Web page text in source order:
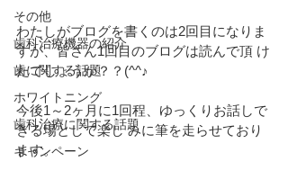
その他
歯科治療機器の紹介
歯に関する話題
ホワイトニング
歯科治療に関する話題
キャンペーン
わたしがブログを書くのは2回目になりま
すが、皆さん1回目のブログは読んで頂 け
たでしょうか？？(^^♪
今後1～2ヶ月に1回程、ゆっくりお話しで
きる場として楽し みに筆を走らせており
ます。